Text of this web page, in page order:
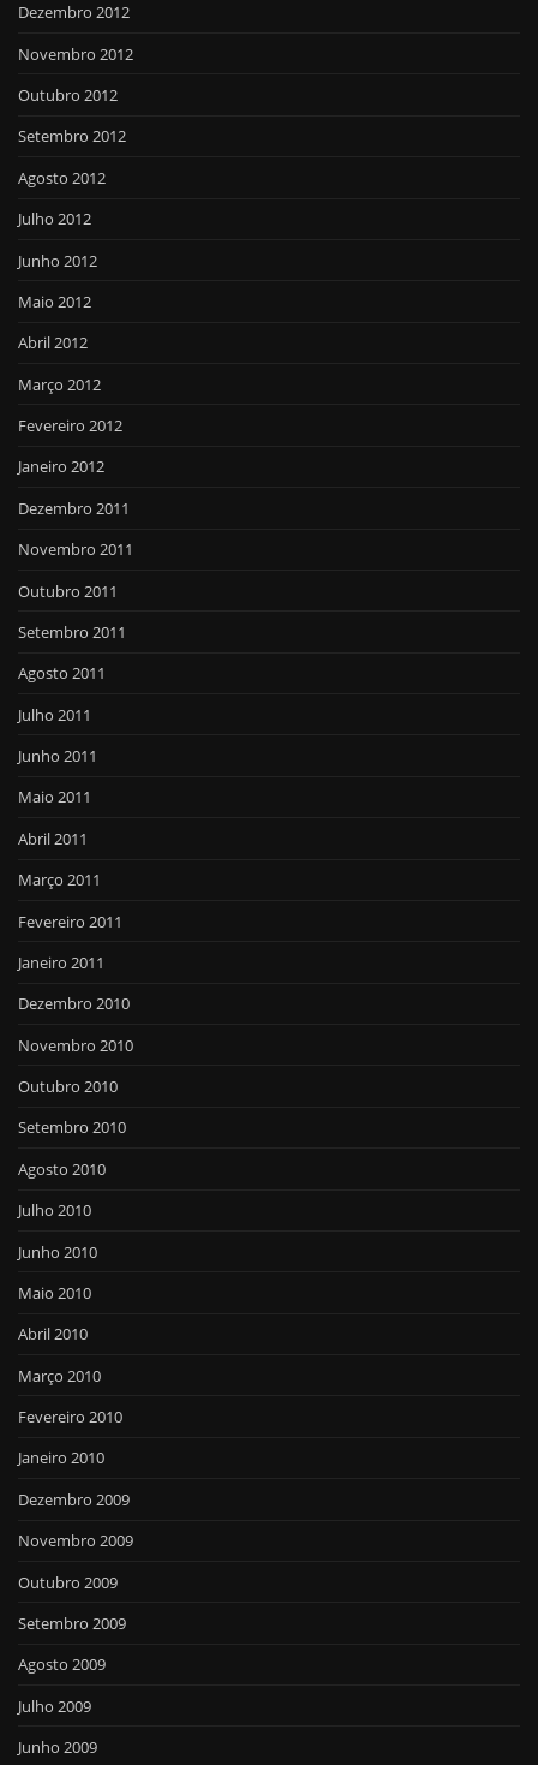
Dezembro 2012
Novembro 2012
Outubro 2012
Setembro 2012
Agosto 2012
Julho 2012
Junho 2012
Maio 2012
Abril 2012
Março 2012
Fevereiro 2012
Janeiro 2012
Dezembro 2011
Novembro 2011
Outubro 2011
Setembro 2011
Agosto 2011
Julho 2011
Junho 2011
Maio 2011
Abril 2011
Março 2011
Fevereiro 2011
Janeiro 2011
Dezembro 2010
Novembro 2010
Outubro 2010
Setembro 2010
Agosto 2010
Julho 2010
Junho 2010
Maio 2010
Abril 2010
Março 2010
Fevereiro 2010
Janeiro 2010
Dezembro 2009
Novembro 2009
Outubro 2009
Setembro 2009
Agosto 2009
Julho 2009
Junho 2009